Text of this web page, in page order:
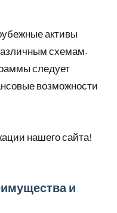
активы
схемам.
следует
возможности
нашего сайта!
и